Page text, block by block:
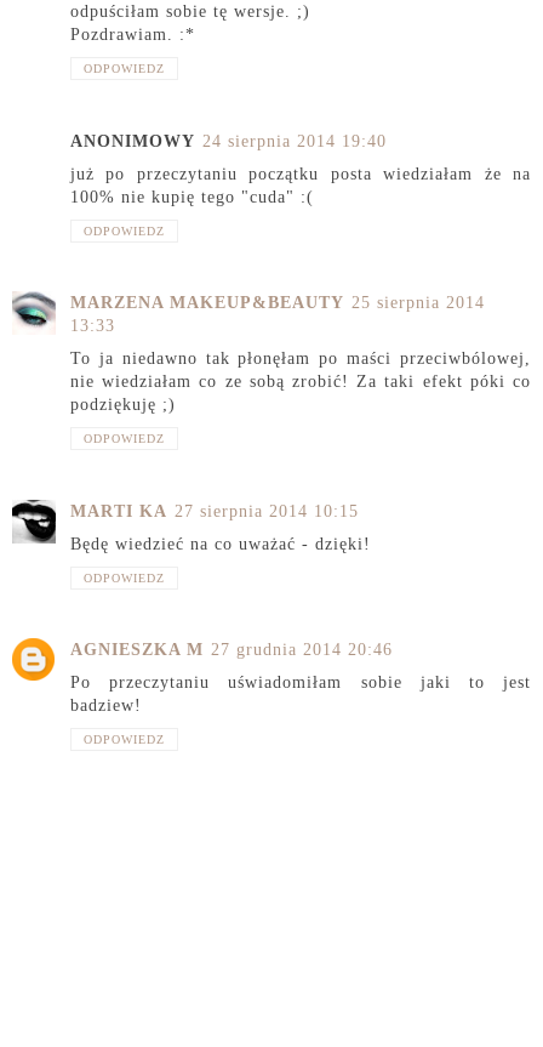
odpuściłam sobie tę wersje. ;)
Pozdrawiam. :*
ODPOWIEDZ
ANONIMOWY 24 sierpnia 2014 19:40
już po przeczytaniu początku posta wiedziałam że na
100% nie kupię tego "cuda" :(
ODPOWIEDZ
MARZENA MAKEUP&BEAUTY 25 sierpnia 2014
13:33
To ja niedawno tak płonęłam po maści przeciwbólowej,
nie wiedziałam co ze sobą zrobić! Za taki efekt póki co
podziękuję ;)
ODPOWIEDZ
MARTI KA 27 sierpnia 2014 10:15
Będę wiedzieć na co uważać - dzięki!
ODPOWIEDZ
AGNIESZKA M 27 grudnia 2014 20:46
Po przeczytaniu uświadomiłam sobie jaki to jest
badziew!
ODPOWIEDZ